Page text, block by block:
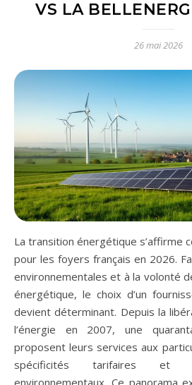
VS LA
26 mai 2026
La transition énergétique s’affirme comme un enjeu majeur
pour les foyers français en 2026.
environnementales et à la volonté
énergétique, le choix d’un
devient déterminant. Depuis la
l’énergie en 2007, une
proposent leurs services aux
spécificités tarifaires et
environnementaux. Ce panorama